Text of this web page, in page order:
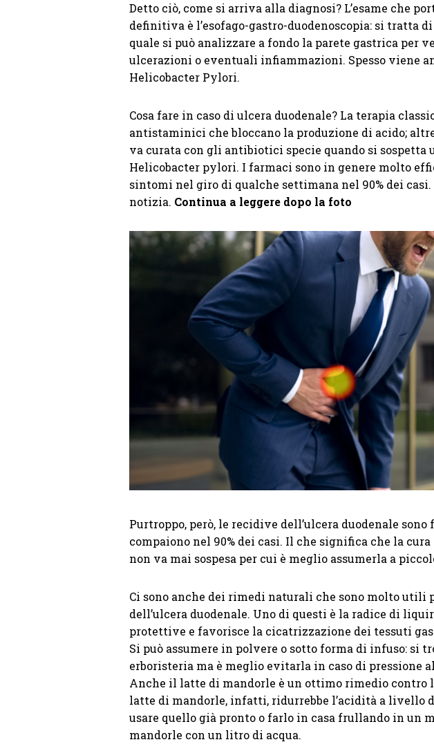
Detto ciò, come si arriva alla diagnosi? L’esame che
definitiva è l’esofago-gastro-duodenoscopia: si tratta
quale si può analizzare a fondo la parete gastrica per
ulcerazioni o eventuali infiammazioni. Spesso viene
Helicobacter Pylori.
Cosa fare in caso di ulcera duodenale? La terapia
antistaminici che bloccano la produzione di acido;
va curata con gli antibiotici specie quando si sospetta
Helicobacter pylori. I farmaci sono in genere molto
sintomi nel giro di qualche settimana nel 90% dei casi.
notizia. Continua a leggere dopo la foto
Purtroppo, però, le recidive dell’ulcera duodenale
compaiono nel 90% dei casi. Il che significa che la cura
non va mai sospesa per cui è meglio assumerla a
Ci sono anche dei rimedi naturali che sono molto
dell’ulcera duodenale. Uno di questi è la radice di
protettive e favorisce la cicatrizzazione dei tessuti
Si può assumere in polvere o sotto forma di infuso: si
erboristeria ma è meglio evitarla in caso di pressione
Anche il latte di mandorle è un ottimo rimedio contro
latte di mandorle, infatti, ridurrebbe l’acidità a livello
usare quello già pronto o farlo in casa frullando in un
mandorle con un litro di acqua.